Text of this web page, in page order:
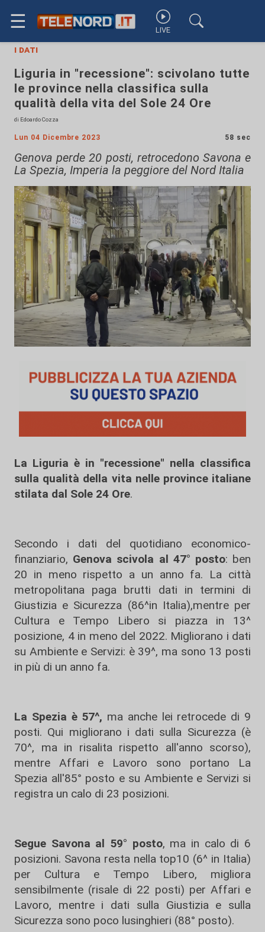
☰ LIVE
i dati
Liguria in "recessione": scivolano tutte
le province nella classifica sulla
qualità della vita del Sole 24 Ore
di Edoardo Cozza
Lun 04 Dicembre 2023 58 sec
Genova perde 20 posti, retrocedono Savona e
La Spezia, Imperia la peggiore del Nord Italia
La Liguria è in "recessione" nella classifica
sulla qualità della vita nelle province italiane
stilata dal Sole 24 Ore.
Secondo i dati del quotidiano economico-
finanziario, Genova scivola al 47° posto: ben
20 in meno rispetto a un anno fa. La città
metropolitana paga brutti dati in termini di
Giustizia e Sicurezza (86^in Italia),mentre per
Cultura e Tempo Libero si piazza in 13^
posizione, 4 in meno del 2022. Migliorano i dati
su Ambiente e Servizi: è 39^, ma sono 13 posti
in più di un anno fa.
La Spezia è 57^, ma anche lei retrocede di 9
posti. Qui migliorano i dati sulla Sicurezza (è
70^, ma in risalita rispetto all'anno scorso),
mentre Affari e Lavoro sono portano La
Spezia all'85° posto e su Ambiente e Servizi si
registra un calo di 23 posizioni.
Segue Savona al 59° posto, ma in calo di 6
posizioni. Savona resta nella top10 (6^ in Italia)
per Cultura e Tempo Libero, migliora
sensibilmente (risale di 22 posti) per Affari e
Lavoro, mentre i dati sulla Giustizia e sulla
Sicurezza sono poco lusinghieri (88° posto).